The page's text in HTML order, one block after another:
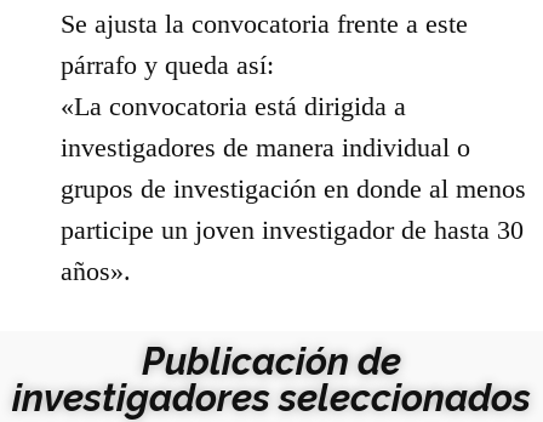
Se ajusta la convocatoria frente a este
párrafo y queda así:
«La convocatoria está dirigida a
investigadores de manera individual o
grupos de investigación en donde al menos
participe un joven investigador de hasta 30
años».
Publicación de
investigadores seleccionados